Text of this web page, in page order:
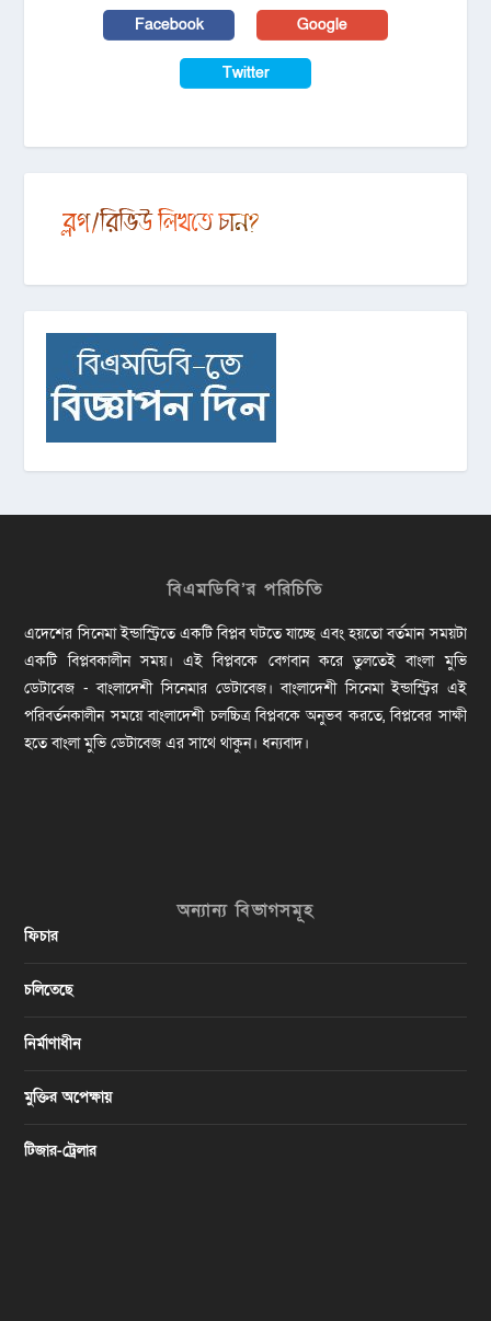
Facebook Google
Twitter
বিএমডিবি’র পরিচিতি
এদেশের সিনেমা ইন্ডাস্ট্রিতে একটি বিপ্লব ঘটতে যাচ্ছে এবং হয়তো বর্তমান সময়টা
একটি বিপ্লবকালীন সময়। এই বিপ্লবকে বেগবান করে তুলতেই বাংলা মুভি
ডেটাবেজ - বাংলাদেশী সিনেমার ডেটাবেজ। বাংলাদেশী সিনেমা ইন্ডাস্ট্রির এই
পরিবর্তনকালীন সময়ে বাংলাদেশী চলচ্চিত্র বিপ্লবকে অনুভব করতে, বিপ্লবের সাক্ষী
হতে বাংলা মুভি ডেটাবেজ এর সাথে থাকুন। ধন্যবাদ।
অন্যান্য বিভাগসমূহ
ফিচার
চলিতেছে
নির্মাণাধীন
মুক্তির অপেক্ষায়
টিজার-ট্রেলার